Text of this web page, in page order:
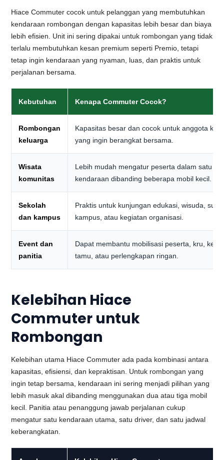
Hiace Commuter cocok untuk pelanggan yang membutuhkan
kendaraan rombongan dengan kapasitas lebih besar dan biaya
lebih efisien. Unit ini sering dipakai untuk rombongan yang tidak
terlalu membutuhkan kesan premium seperti Premio, tetapi
tetap ingin kendaraan yang nyaman, luas, dan praktis untuk
perjalanan bersama.
Kebutuhan Kenapa Commuter Cocok?
Rombongan
keluarga
Kapasitas besar dan cocok untuk anggota
yang ingin berangkat bersama.
Wisata
komunitas
Lebih mudah mengatur peserta dalam satu
kendaraan dibanding beberapa mobil kecil.
Sekolah
dan kampus
Praktis untuk kunjungan edukasi, wisuda,
kampus, atau kegiatan organisasi.
Event dan
panitia
Dapat membantu mobilisasi peserta, kru,
tamu, atau perlengkapan ringan.
Kelebihan Hiace
Commuter untuk
Rombongan
Kelebihan utama Hiace Commuter ada pada kombinasi antara
kapasitas, efisiensi, dan kepraktisan. Untuk rombongan yang
ingin tetap bersama, kendaraan ini sering menjadi pilihan yang
lebih masuk akal dibanding menggunakan dua atau tiga mobil
kecil. Panitia atau penanggung jawab perjalanan cukup
mengatur satu kendaraan utama, satu driver, dan satu jadwal
keberangkatan.